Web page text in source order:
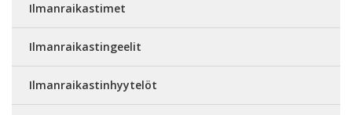
Ilmanraikastimet
Ilmanraikastingeelit
Ilmanraikastinhyytelöt